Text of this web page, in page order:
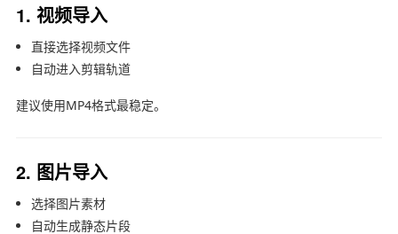
1. 视频导入
直接选择视频文件
自动进入剪辑轨道
建议使用MP4格式最稳定。
2. 图片导入
选择图片素材
自动生成静态片段